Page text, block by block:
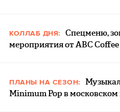
КОЛЛАБ ДНЯ:
Спецменю,
мероприятия от ABC
ПЛАНЫ НА СЕЗОН:
Minimum Pop в